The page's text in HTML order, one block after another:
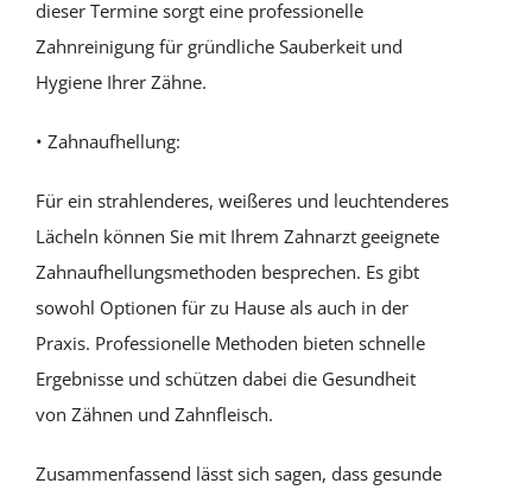
dieser Termine sorgt eine professionelle
Zahnreinigung für gründliche Sauberkeit und
Hygiene Ihrer Zähne.
• Zahnaufhellung:
Für ein strahlenderes, weißeres und leuchtenderes
Lächeln können Sie mit Ihrem Zahnarzt geeignete
Zahnaufhellungsmethoden besprechen. Es gibt
sowohl Optionen für zu Hause als auch in der
Praxis. Professionelle Methoden bieten schnelle
Ergebnisse und schützen dabei die Gesundheit
von Zähnen und Zahnfleisch.
Zusammenfassend lässt sich sagen, dass gesunde